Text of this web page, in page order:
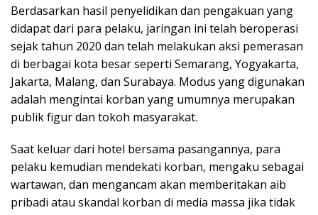
Berdasarkan hasil penyelidikan dan pengakuan yang
didapat dari para pelaku, jaringan ini telah beroperasi
sejak tahun 2020 dan telah melakukan aksi pemerasan
di berbagai kota besar seperti Semarang, Yogyakarta,
Jakarta, Malang, dan Surabaya. Modus yang digunakan
adalah mengintai korban yang umumnya merupakan
publik figur dan tokoh masyarakat.
Saat keluar dari hotel bersama pasangannya, para
pelaku kemudian mendekati korban, mengaku sebagai
wartawan, dan mengancam akan memberitakan aib
pribadi atau skandal korban di media massa jika tidak